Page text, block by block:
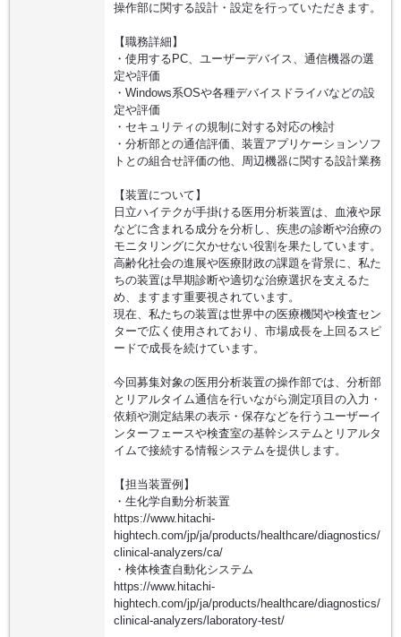
操作部に関する設計・設定を行っていただきます。
【職務詳細】
・使用するPC、ユーザーデバイス、通信機器の選
定や評価
・Windows系OSや各種デバイスドライバなどの設
定や評価
・セキュリティの規制に対する対応の検討
・分析部との通信評価、装置アプリケーションソフ
トとの組合せ評価の他、周辺機器に関する設計業務
【装置について】
日立ハイテクが手掛ける医用分析装置は、血液や尿
などに含まれる成分を分析し、疾患の診断や治療の
モニタリングに欠かせない役割を果たしています。
高齢化社会の進展や医療財政の課題を背景に、私た
ちの装置は早期診断や適切な治療選択を支えるた
め、ますます重要視されています。
現在、私たちの装置は世界中の医療機関や検査セン
ターで広く使用されており、市場成長を上回るスピ
ードで成長を続けています。
今回募集対象の医用分析装置の操作部では、分析部
とリアルタイム通信を行いながら測定項目の入力・
依頼や測定結果の表示・保存などを行うユーザーイ
ンターフェースや検査室の基幹システムとリアルタ
イムで接続する情報システムを提供します。
【担当装置例】
・生化学自動分析装置
https://www.hitachi-
hightech.com/jp/ja/products/healthcare/diagnostics/
clinical-analyzers/ca/
・検体検査自動化システム
https://www.hitachi-
hightech.com/jp/ja/products/healthcare/diagnostics/
clinical-analyzers/laboratory-test/